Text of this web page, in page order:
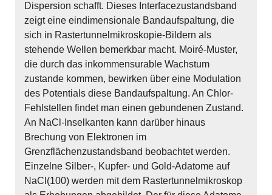
Dispersion schafft. Dieses Interfacezustandsband
zeigt eine eindimensionale Bandaufspaltung, die
sich in Rastertunnelmikroskopie-Bildern als
stehende Wellen bemerkbar macht. Moiré-Muster,
die durch das inkommensurable Wachstum
zustande kommen, bewirken über eine Modulation
des Potentials diese Bandaufspaltung. An Chlor-
Fehlstellen findet man einen gebundenen Zustand.
An NaCl-Inselkanten kann darüber hinaus
Brechung von Elektronen im
Grenzflächenzustandsband beobachtet werden.
Einzelne Silber-, Kupfer- und Gold-Adatome auf
NaCl(100) werden mit dem Rastertunnelmikroskop